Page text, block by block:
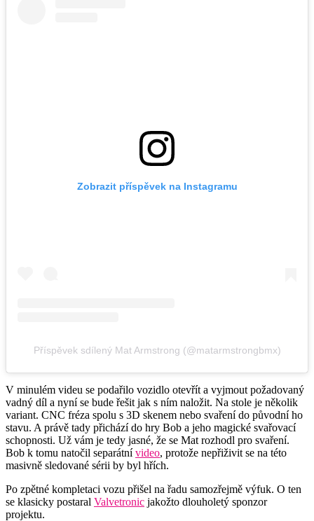
Zobrazit příspěvek na Instagramu
Příspěvek sdílený Mat Armstrong (@matarmstrongbmx)
V minulém videu se podařilo vozidlo otevřít a vyjmout požadovaný
vadný díl a nyní se bude řešit jak s ním naložit. Na stole je několik
variant. CNC fréza spolu s 3D skenem nebo svaření do původní ho
stavu. A právě tady přichází do hry Bob a jeho magické svařovací
schopnosti. Už vám je tedy jasné, že se Mat rozhodl pro svaření.
Bob k tomu natočil separátnívideo, protože nepřiživit se na této
masivně sledované sérii by byl hřích.
Po zpětné kompletaci vozu přišel na řadu samozřejmě výfuk. O ten
se klasicky postaral Valvetronic jakožto dlouholetý sponzor
projektu.